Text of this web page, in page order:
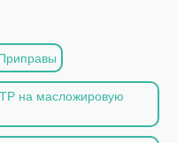
на масложировую